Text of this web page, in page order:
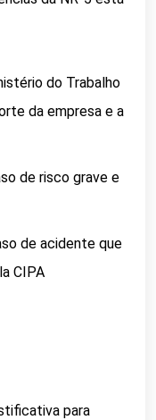
do Trabalho
da empresa e a
de risco grave e
de acidente que
CIPA
para